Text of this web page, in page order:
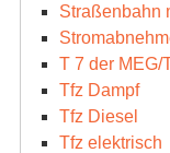
Straßenbahn
T 7 der MEG/
Tfz Dampf
Tfz Diesel
Tfz elektrisch